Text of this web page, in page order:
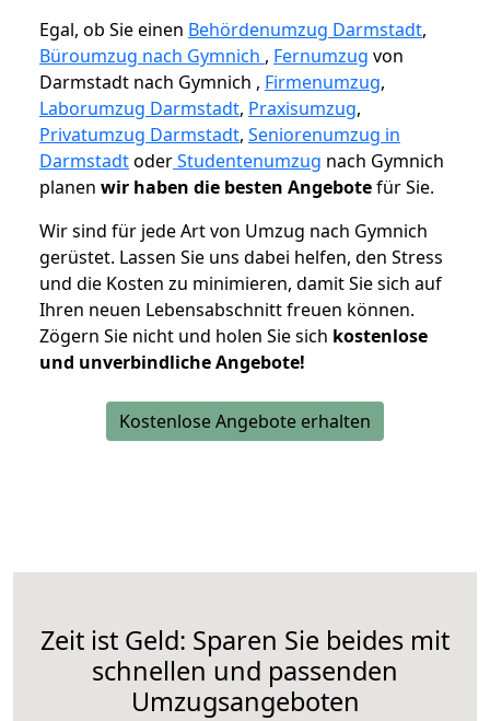
Egal, ob Sie einen Behördenumzug Darmstadt,
Büroumzug nach Gymnich , Fernumzug von
Darmstadt nach Gymnich , Firmenumzug,
Laborumzug Darmstadt, Praxisumzug,
Privatumzug Darmstadt, Seniorenumzug in
DarmstadtoderStudentenumzug nach Gymnich
planen wir haben die besten Angebotefür Sie.
Wir sind für jede Art von Umzug nach Gymnich
gerüstet. Lassen Sie uns dabei helfen, den Stress
und die Kosten zu minimieren, damit Sie sich auf
Ihren neuen Lebensabschnitt freuen können.
Zögern Sie nicht und holen Sie sich kostenlose
und unverbindliche Angebote!
Kostenlose Angebote erhalten
Zeit ist Geld: Sparen Sie beides mit
schnellen und passenden
Umzugsangeboten